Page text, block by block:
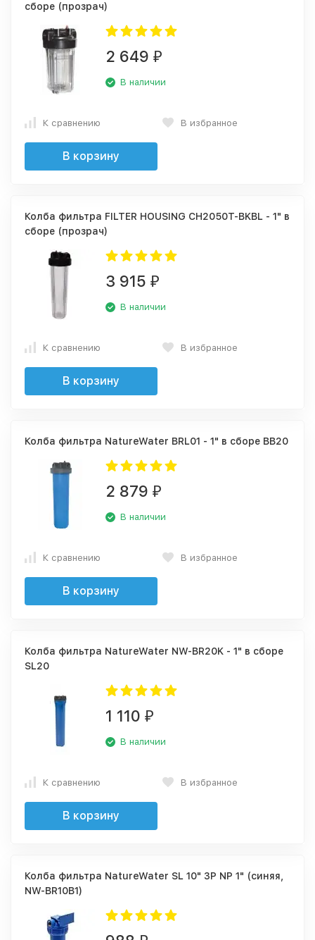
сборе (прозрач)
2 649 ₽
В наличии
К сравнению В избранное
В корзину
Колба фильтра FILTER HOUSING CH2050T-BKBL - 1" в
сборе (прозрач)
3 915 ₽
В наличии
К сравнению В избранное
В корзину
Колба фильтра NatureWater BRL01 - 1" в сборе BB20
2 879 ₽
В наличии
К сравнению В избранное
В корзину
Колба фильтра NatureWater NW-BR20K - 1" в сборе
SL20
1 110 ₽
В наличии
К сравнению В избранное
В корзину
Колба фильтра NatureWater SL 10" 3P NP 1" (синяя,
NW-BR10B1)